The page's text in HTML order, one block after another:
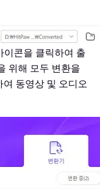
이콘을 클릭하여 출
위해 모두 변환을
동영상 및 오디오